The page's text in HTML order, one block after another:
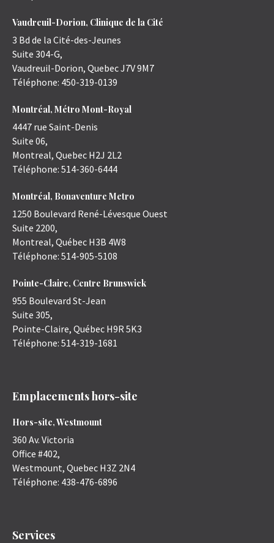
Vaudreuil-Dorion, Clinique de la Cité
3 Bd de la Cité-des-Jeunes
Suite 304-G,
Vaudreuil-Dorion, QuebecJ7V 9M7
Téléphone: 450-319-0139
Montréal, Métro Mont-Royal
4447 rue Saint-Denis
Suite 06,
Montreal, Quebec H2J 2L2
Téléphone: 514-360-6444
Montréal, Bonaventure Metro
1250 Boulevard René-Lévesque Ouest
Suite 2200,
Montreal, Québec H3B 4W8
Téléphone: 514-905-5108
Pointe-Claire, Centre Brunswick
955 Boulevard St-Jean
Suite 305,
Pointe-Claire, Québec H9R 5K3
Téléphone: 514-319-1681
Emplacements hors-site
Hors-site, Westmount
360 Av. Victoria
Office #402,
Westmount, Quebec H3Z 2N4
Téléphone: 438-476-6896
Services